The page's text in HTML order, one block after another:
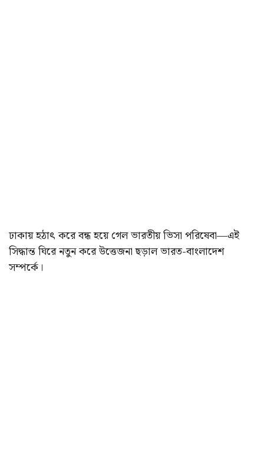
ঢাকায় হঠাৎ করে বন্ধ হয়ে গেল ভারতীয় ভিসা পরিষেবা—এই
সিদ্ধান্ত ঘিরে নতুন করে উত্তেজনা ছড়াল ভারত-বাংলাদেশ
সম্পর্কে।